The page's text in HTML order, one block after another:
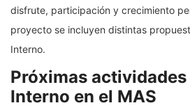
disfrute, participación y crecimiento
proyecto se incluyen distintas
Interno.
Próximas actividades
Interno en el MAS